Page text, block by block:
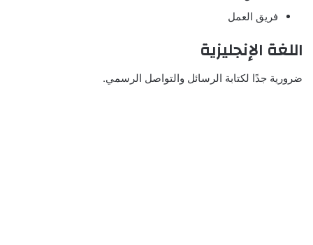
فريق العمل
اللغة الإنجليزية
ضرورية جدًا لكتابة الرسائل والتواصل الرسمي.